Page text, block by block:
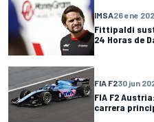
IMSA26 ene
Fittipaldi
24 Horas de
FIA F230 jun
FIA F2
carrera